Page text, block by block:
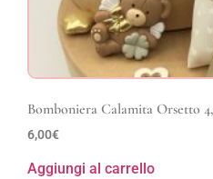
Bomboniera Calamita Orsetto
6,00€
Aggiungi al carrello